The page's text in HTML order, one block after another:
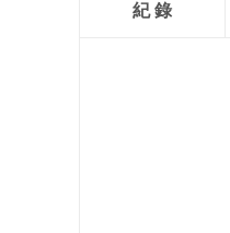
紀 錄